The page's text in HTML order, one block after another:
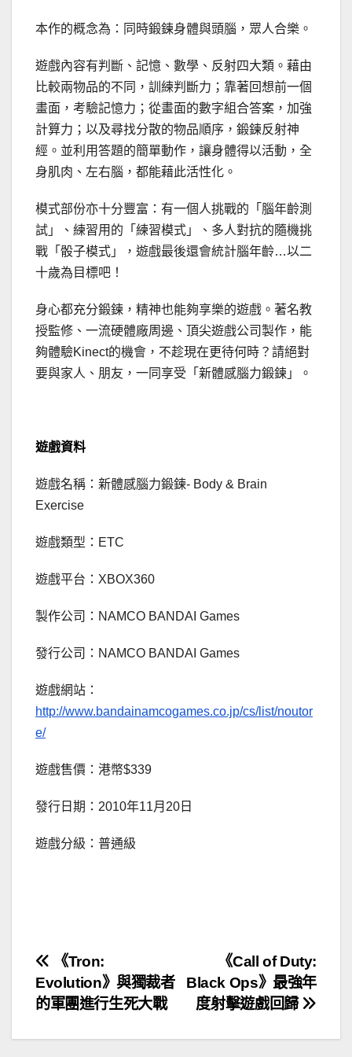
本作的概念為：同時鍛鍊身體與頭腦，眾人合樂。
遊戲內容有判斷、記憶、數學、反射四大類。藉由
比較兩物品的不同，訓練判斷力；靠著回想前一個
畫面，考驗記憶力；從畫面的數字組合答案，加強
計算力；以及尋找分散的物品順序，鍛鍊反射神
經。並利用答題的簡單動作，讓身體得以活動，全
身肌肉、左右腦，都能藉此活性化。
模式部份亦十分豐富：有一個人挑戰的「腦年齡測
試」、練習用的「練習模式」、多人對抗的隨機挑
戰「骰子模式」，遊戲最後還會統計腦年齡…以二
十歲為目標吧！
身心都充分鍛鍊，精神也能夠享樂的遊戲。著名教
授監修、一流硬體廠周邊、頂尖遊戲公司製作，能
夠體驗Kinect的機會，不趁現在更待何時？請絕對
要與家人、朋友，一同享受「新體感腦力鍛鍊」。
遊戲資料
遊戲名稱：新體感腦力鍛鍊- Body & Brain
Exercise
遊戲類型：ETC
遊戲平台：XBOX360
製作公司：NAMCO BANDAI Games
發行公司：NAMCO BANDAI Games
遊戲網站：
http://www.bandainamcogames.co.jp/cs/list/noutor
e/
遊戲售價：港幣$339
發行日期：2010年11月20日
遊戲分級：普通級
文
章
導
《Call of Duty:
Black Ops》最強年
度射擊遊戲回歸
《Tron:
Evolution》與獨裁者
的軍團進行生死大戰